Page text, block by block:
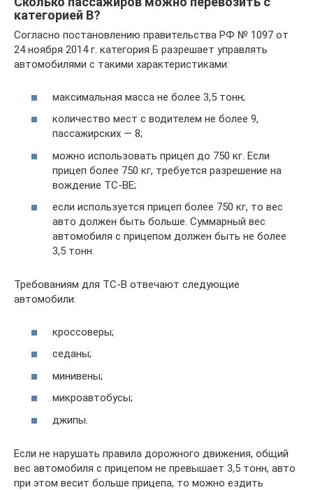
категорией В?
Согласно постановлению правительства РФ № 1097 от
24 ноября 2014 г. категория Б разрешает управлять
автомобилями с такими характеристиками:
максимальная масса не более 3,5 тонн;
количество мест с водителем не более 9,
пассажирских — 8;
можно использовать прицеп до 750 кг. Если
прицеп более 750 кг, требуется разрешение на
вождение ТС-ВЕ;
если используется прицеп более 750 кг, то вес
авто должен быть больше. Суммарный вес
автомобиля с прицепом должен быть не более
3,5 тонн.
Требованиям для ТС-B отвечают следующие
автомобили:
кроссоверы;
седаны;
минивены;
микроавтобусы;
джипы.
Если не нарушать правила дорожного движения, общий
вес автомобиля с прицепом не превышает 3,5 тонн, авто
при этом весит больше прицепа, то можно ездить